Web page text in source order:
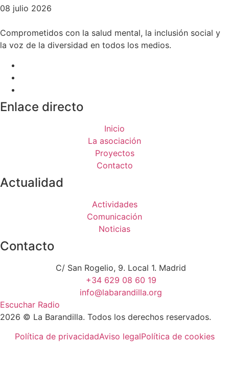
08 julio 2026
Comprometidos con la salud mental, la inclusión social y
la voz de la diversidad en todos los medios.
Enlace directo
Inicio
La asociación
Proyectos
Contacto
Actualidad
Actividades
Comunicación
Noticias
Contacto
C/ San Rogelio, 9. Local 1. Madrid
+34 629 08 60 19
info@labarandilla.org
Escuchar Radio
2026 © La Barandilla. Todos los derechos reservados.
Política de privacidadAviso legalPolítica de cookies